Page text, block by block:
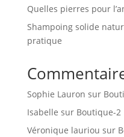
Quelles pierres pour
Shampoing solide
pratique
Sophie Lauron sur
Isabelle sur Boutique-2
Véronique lauriou sur